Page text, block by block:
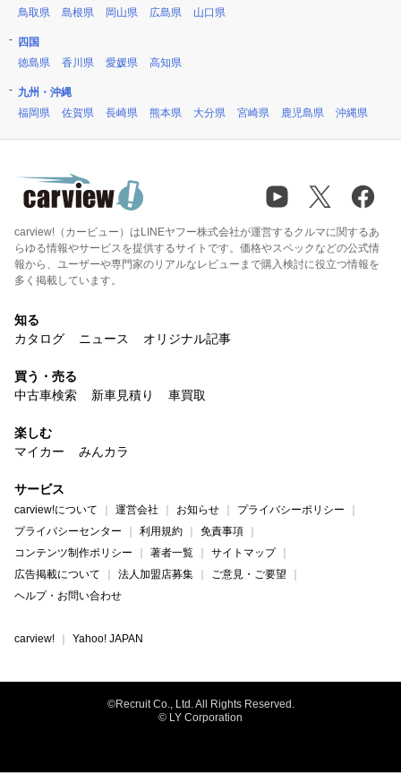
鳥取県
島根県 岡山県 広島県 山口県
四国
徳島県
香川県 愛媛県 高知県
九州・沖縄
福岡県
佐賀県 長崎県 熊本県 大分県 宮崎県 鹿児島県 沖縄県
carview!（カービュー）はLINEヤフー株式会社が運営するクルマに関するあ
らゆる情報やサービスを提供するサイトです。価格やスペックなどの公式情
報から、ユーザーや専門家のリアルなレビューまで購入検討に役立つ情報を
多く掲載しています。
知る
カタログ
ニュース オリジナル記事
買う・売る
中古車検索
新車見積り 車買取
楽しむ
マイカー
みんカラ
サービス
carview!について 運営会社 お知らせ
プライバシーポリシー
プライバシーセンター
利用規約
免責事項
コンテンツ制作ポリシー
著者一覧
サイトマップ
広告掲載について
法人加盟店募集
ご意見・ご要望
ヘルプ・お問い合わせ
carview! Yahoo! JAPAN
©Recruit Co., Ltd. All Rights Reserved.
© LY Corporation